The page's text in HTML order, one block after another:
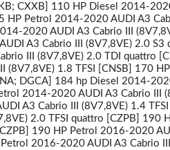
CXXB] 110 HP Diesel 2014-
HP Petrol 2014-2020 AUDI A3
2020 AUDI A3 Cabrio III
A3 Cabrio III (8V7,8VE) 2.0 S3
III (8V7,8VE) 2.0 TDI quattro
(8V7,8VE) 1.8 TFSI [CNSB] 170
DGCA] 184 hp Diesel 2014-
2014-2020 AUDI A3 Cabrio III
A3 Cabrio III (8V7,8VE) 1.4
2.0 TFSI quattro [CZPB] 190
190 HP Petrol 2016-2020
2016-2020 AUDI A3 Cabrio